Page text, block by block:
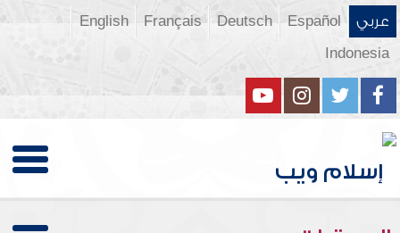
عربي Español
Deutsch
Français
English
Indonesia